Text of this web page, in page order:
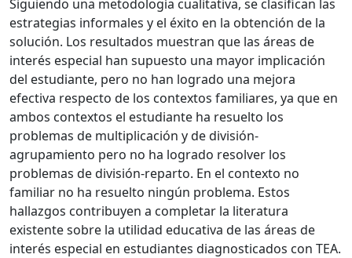
Siguiendo una metodología cualitativa, se clasifican las
estrategias informales y el éxito en la obtención de la
solución. Los resultados muestran que las áreas de
interés especial han supuesto una mayor implicación
del estudiante, pero no han logrado una mejora
efectiva respecto de los contextos familiares, ya que en
ambos contextos el estudiante ha resuelto los
problemas de multiplicación y de división-
agrupamiento pero no ha logrado resolver los
problemas de división-reparto. En el contexto no
familiar no ha resuelto ningún problema. Estos
hallazgos contribuyen a completar la literatura
existente sobre la utilidad educativa de las áreas de
interés especial en estudiantes diagnosticados con TEA.